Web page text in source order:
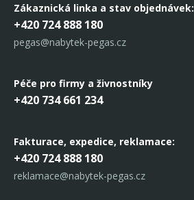
Zákaznická linka a stav objednávek:
+420 724 888 180
pegas@nabytek-pegas.cz
Péče pro firmy a živnostníky
+420 734 661 234
Fakturace, expedice, reklamace:
+420 724 888 180
reklamace@nabytek-pegas.cz